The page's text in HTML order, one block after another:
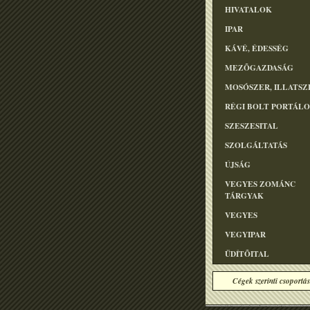
HIVATALOK
IPAR
KÁVÉ, ÉDESSÉG
MEZÕGAZDASÁG
MOSÓSZER,
RÉGI BOLT
SZESZESITAL
SZOLGÁLTATÁS
ÚJSÁG
VEGYES ZOMÁNC
TÁRGYAK
VEGYES
VEGYIPAR
ÜDÍTÕITAL
Cégek szerinti csoportás